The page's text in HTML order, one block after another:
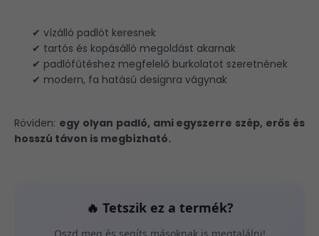
✔ vízálló padlót keresnek
✔ tartós és kopásálló megoldást akarnak
✔ padlófűtéshez megfelelő burkolatot szeretnének
✔ modern, fa hatású designra vágynak
Röviden: egy olyan padló, ami egyszerre szép, erős és
hosszú távon is megbízható.
🔥 Tetszik ez a termék?
Oszd meg és segíts másoknak is megtalálni!